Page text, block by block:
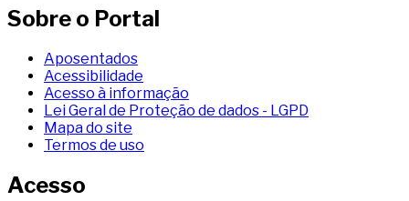
Sobre o Portal
Aposentados
Acessibilidade
Acesso à informação
Lei Geral de Proteção de dados - LGPD
Mapa do site
Termos de uso
Acesso